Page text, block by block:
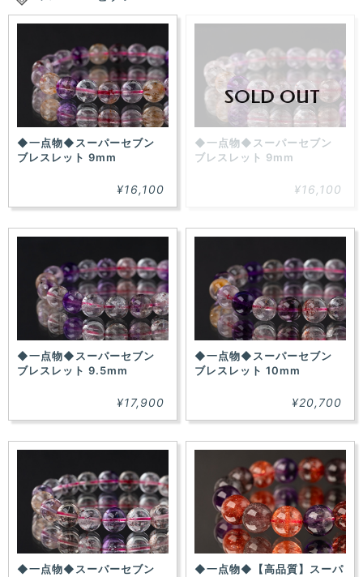
新入荷 2025.11.13
大人気！透明度の高いスーパーセブンが5点入荷しまし
た！
◆一点物◆スーパーセブン
ブレスレット 9mm
¥16,100
SOLD OUT
◆一点物◆スーパーセブン
ブレスレット 9mm
¥16,100
◆一点物◆スーパーセブン
ブレスレット 9.5mm
¥17,900
◆一点物◆スーパーセブン
ブレスレット 10mm
¥20,700
◆一点物◆スーパーセブン
◆一点物◆【高品質】スーパ